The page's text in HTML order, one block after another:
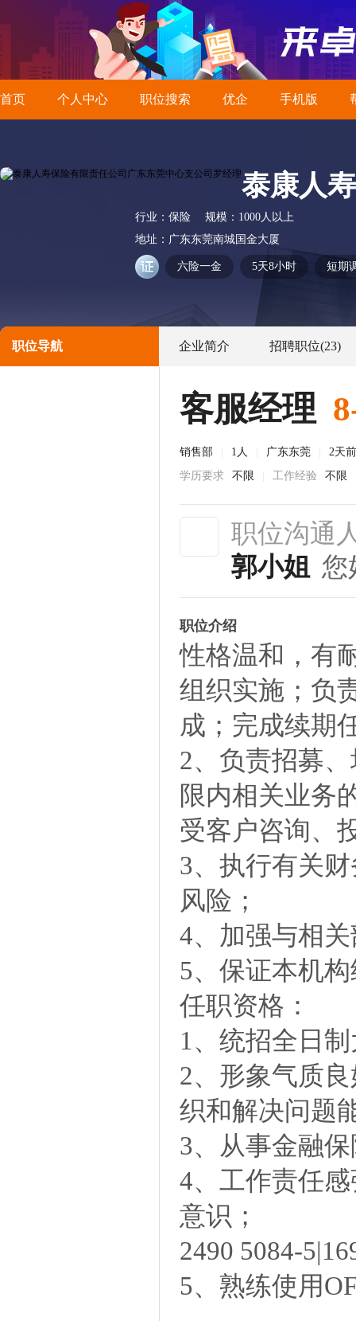
首页 个人中心 职位搜索 优企 手机版
泰康人
行业： 保险 规模： 1000人以上
地址： 广东东莞南城国金大厦
六险一金 5天8小时 短期
职位导航 企业简介 招聘职位(23)
客服经理
销售部 1人 广东东莞
2天
学历要求
不限 工作经验 不限
职位沟通
郭小姐 您
职位介绍
性格温和，有
组织实施；负
成；完成续期
2、负责招募
限内相关业务
受客户咨询、
3、执行有关
风险；
4、加强与相
5、保证本机
任职资格：
1、统招全日
2、形象气质
织和解决问题
3、从事金融
4、工作责任
意识；
2490 5084-
5、熟练使用